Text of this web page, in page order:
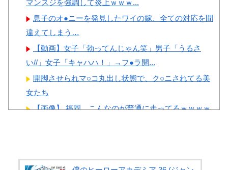
です」
Powered by livedoor 相互RSS
マンスジを強調して炎上ｗｗｗ...
息子のオ●ニーを発見したワイの嫁、全ての対応を間
違えてしまう…
【動画】女子「勃ってんじゃん笑」男子「うるさ
い//」女子「キャハハ！」→フ●ラ開...
開脚させられマ○コ丸出し状態で、ク○ニされてる美
女たち
【画像】 福岡、こんなのが普通に走ってるｗｗｗｗ